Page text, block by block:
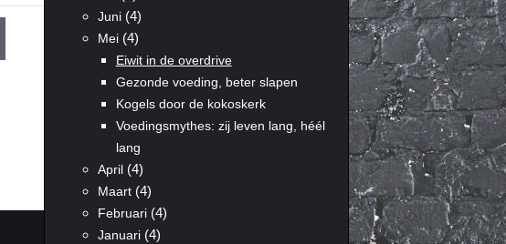
Juni(4)
Mei(4)
Eiwit in de overdrive
Gezonde voeding, beter slapen
Kogels door de kokoskerk
Voedingsmythes: zij leven lang, héél
lang
April(4)
Maart(4)
Februari(4)
Januari(4)